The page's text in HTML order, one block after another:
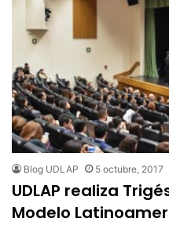
Blog UDLAP 5 octubre, 2017
UDLAP realiza
Modelo